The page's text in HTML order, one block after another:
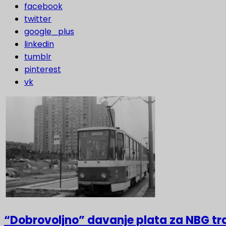
facebook
twitter
google_plus
linkedin
tumblr
pinterest
vk
“Dobrovoljno” davanje plata za NBG